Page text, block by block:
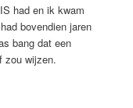
had en ik kwam
bovendien jaren
bang dat een
zou wijzen.